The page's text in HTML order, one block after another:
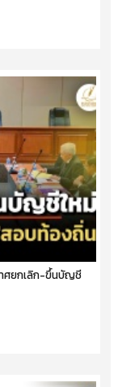
าศยกเลิก-ขึ้นบัญชี